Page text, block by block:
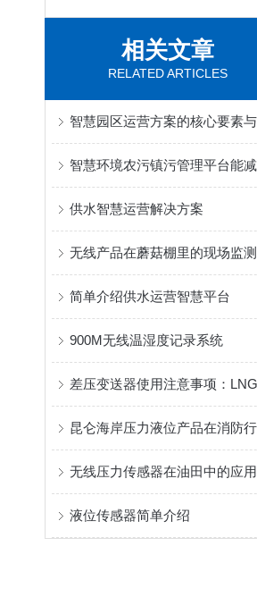
相关文章
RELATED ARTICLES
供水智慧运营解决方案
简单介绍供水运营智慧平台
900M无线温湿度记录系统
无线压力传感器在油田中的应用
液位传感器简单介绍